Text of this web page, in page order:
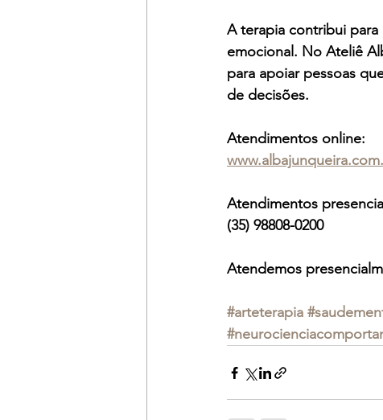
A terapia contribui
emocional. No Ateliê
para apoiar pessoas
de decisões.
Atendimentos online:
Atendimentos
(35) 98808-0200
Atendemos
#arteterapia